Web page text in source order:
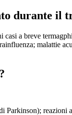
durante il
casi a breve
malattie
Parkinson);